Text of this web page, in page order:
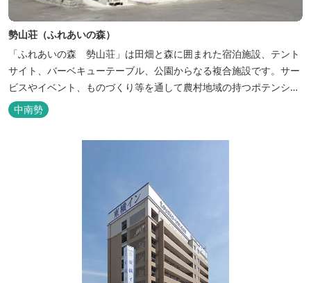
勢山荘（ふれあいの森）
「ふれあいの森 勢山荘」は田畑と森に囲まれた宿泊施設、テント
サイト、バーベキューテーブル、公園からなる複合施設です。サー
ビスやイベント、ものづくり等を通して農村地域の持つポテンシャ
ルを発信しています。 めだかやタガメなど水生生物が生息し、初夏
にはホタルが飛び交う「メダカ池」や、約９０００本のあじさいが
植えられた「あじさいの小径」を散策し、遠い昔に過ごした懐かし
中南勢